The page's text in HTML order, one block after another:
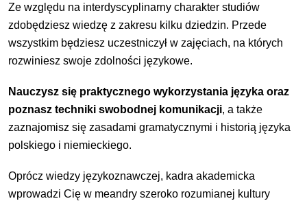
Ze względu na interdyscyplinarny charakter studiów
zdobędziesz wiedzę z zakresu kilku dziedzin. Przede
wszystkim będziesz uczestniczył w zajęciach, na których
rozwiniesz swoje zdolności językowe.
Nauczysz się praktycznego wykorzystania języka oraz
poznasz techniki swobodnej komunikacji, a także
zaznajomisz się zasadami gramatycznymi i historią języka
polskiego i niemieckiego.
Oprócz wiedzy językoznawczej, kadra akademicka
wprowadzi Cię w meandry szeroko rozumianej kultury